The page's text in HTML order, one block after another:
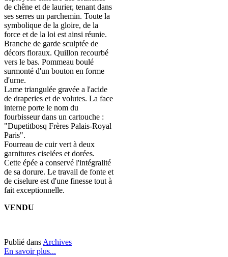
de chêne et de laurier, tenant dans
ses serres un parchemin. Toute la
symbolique de la gloire, de la
force et de la loi est ainsi réunie.
Branche de garde sculptée de
décors floraux. Quillon recourbé
vers le bas. Pommeau boulé
surmonté d'un bouton en forme
d'urne.
Lame triangulée gravée a l'acide
de draperies et de volutes. La face
interne porte le nom du
fourbisseur dans un cartouche :
"Dupetitbosq Frères Palais-Royal
Paris".
Fourreau de cuir vert à deux
garnitures ciselées et dorées.
Cette épée a conservé l'intégralité
de sa dorure. Le travail de fonte et
de ciselure est d'une finesse tout à
fait exceptionnelle.
VENDU
Publié dans Archives
En savoir plus...